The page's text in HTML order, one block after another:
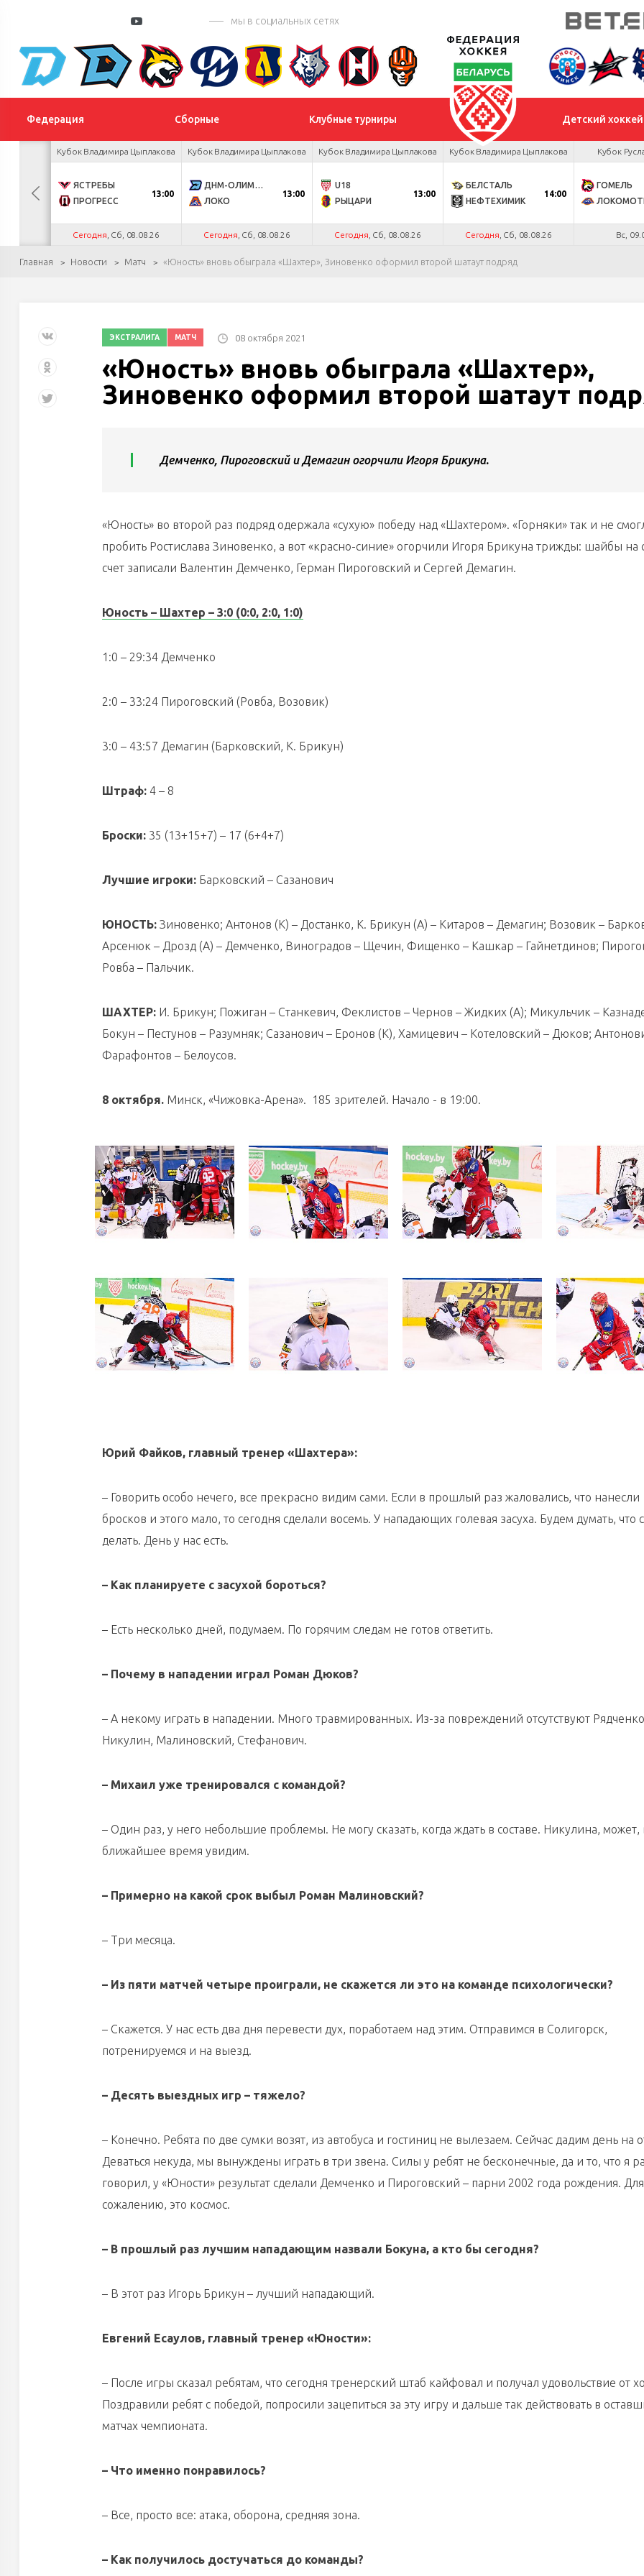
мы в социальных сетях
Федерация Сборные Клубные турниры Детский хоккей
Кубок Владимира Цыплакова
ЯСТРЕБЫ
ПРОГРЕСС
13:00
Сегодня , Сб, 08.08.26
Кубок Владимира Цыплакова
ДНМ-ОЛИМПИК
ЛОКО
13:00
Сегодня , Сб, 08.08.26
Кубок Владимира Цыплакова
U18
РЫЦАРИ
13:00
Сегодня , Сб, 08.08.26
Кубок Владимира Цыплакова
БЕЛСТАЛЬ
НЕФТЕХИМИК
14:00
Сегодня , Сб, 08.08.26
Кубок
ГОМЕЛЬ
Вс,
Главная Новости Матч «Юность» вновь обыграла «Шахтер», Зиновенко оформил второй шатаут подряд
ЭКСТРАЛИГА МАТЧ 08 октября 2021
«Юность» вновь обыграла «Шахтер»,
Зиновенко оформил второй шатаут
Демченко, Пироговский и Демагин огорчили Игоря Брикуна.
«Юность» во второй раз подряд одержала «сухую» победу над «Шахтером». «Горняки» так и не
пробить Ростислава Зиновенко, а вот «красно-синие» огорчили Игоря Брикуна трижды: шайбы на
счет записали Валентин Демченко, Герман Пироговский и Сергей Демагин.
Юность – Шахтер – 3:0 (0:0, 2:0, 1:0)
1:0 – 29:34 Демченко
2:0 – 33:24 Пироговский (Ровба, Возовик)
3:0 – 43:57 Демагин (Барковский, К. Брикун)
Штраф: 4 – 8
Броски: 35 (13+15+7) – 17 (6+4+7)
Лучшие игроки: Барковский – Сазанович
ЮНОСТЬ: Зиновенко; Антонов (К) – Достанко, К. Брикун (А) – Китаров – Демагин; Возовик –
Арсенюк – Дрозд (А) – Демченко, Виноградов – Щечин, Фищенко – Кашкар – Гайнетдинов;
Ровба – Пальчик.
ШАХТЕР: И. Брикун; Пожиган – Станкевич, Феклистов – Чернов – Жидких (А); Микульчик –
Бокун – Пестунов – Разумняк; Сазанович – Еронов (К), Хамицевич – Котеловский – Дюков;
Фарафонтов – Белоусов.
8 октября. Минск, «Чижовка-Арена». 185 зрителей. Начало - в 19:00.
Юрий Файков, главный тренер «Шахтера»:
– Говорить особо нечего, все прекрасно видим сами. Если в прошлый раз жаловались, что нанесли
бросков и этого мало, то сегодня сделали восемь. У нападающих голевая засуха. Будем думать, что
делать. День у нас есть.
– Как планируете с засухой бороться?
– Есть несколько дней, подумаем. По горячим следам не готов ответить.
– Почему в нападении играл Роман Дюков?
– А некому играть в нападении. Много травмированных. Из-за повреждений отсутствуют
Никулин, Малиновский, Стефанович.
– Михаил уже тренировался с командой?
– Один раз, у него небольшие проблемы. Не могу сказать, когда ждать в составе. Никулина, может,
ближайшее время увидим.
– Примерно на какой срок выбыл Роман Малиновский?
– Три месяца.
– Из пяти матчей четыре проиграли, не скажется ли это на команде психологически?
– Скажется. У нас есть два дня перевести дух, поработаем над этим. Отправимся в Солигорск,
потренируемся и на выезд.
– Десять выездных игр – тяжело?
– Конечно. Ребята по две сумки возят, из автобуса и гостиниц не вылезаем. Сейчас дадим день на
Деваться некуда, мы вынуждены играть в три звена. Силы у ребят не бесконечные, да и то, что я
говорил, у «Юности» результат сделали Демченко и Пироговский – парни 2002 года рождения.
сожалению, это космос.
– В прошлый раз лучшим нападающим назвали Бокуна, а кто бы сегодня?
– В этот раз Игорь Брикун – лучший нападающий.
Евгений Есаулов, главный тренер «Юности»:
– После игры сказал ребятам, что сегодня тренерский штаб кайфовал и получал удовольствие от
Поздравили ребят с победой, попросили зацепиться за эту игру и дальше так действовать в
матчах чемпионата.
– Что именно понравилось?
– Все, просто все: атака, оборона, средняя зона.
– Как получилось достучаться до команды?